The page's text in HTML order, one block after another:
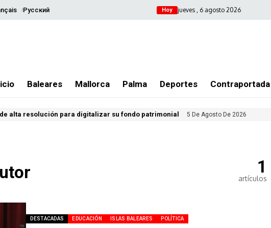
Русский Hoy jueves , 6 agosto 2026
Baleares Mallorca Palma Deportes Contraportada
alta resolución para digitalizar su fondo patrimonial 5 De Agosto De 2026
1
artículos
DESTACADAS EDUCACIÓN ISLAS BALEARES POLÍTICA